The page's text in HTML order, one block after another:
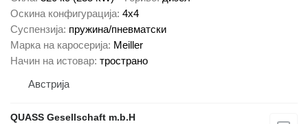
Оскина конфигурација 4x4
Суспензија пружина/пневматски
Марка на каросерија Meiller
Начин на истовар тространо
Австрија
QUASS Gesellschaft m.b.H